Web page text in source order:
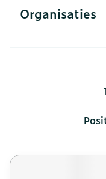
Organisaties